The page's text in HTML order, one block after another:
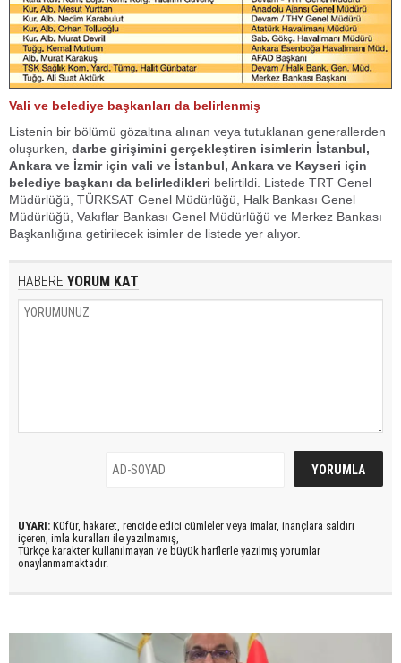
Vali ve belediye başkanları da belirlenmiş
Listenin bir bölümü gözaltına alınan veya tutuklanan generallerden
oluşurken, darbe girişimini gerçekleştiren isimlerin İstanbul,
Ankara ve İzmir için vali ve İstanbul, Ankara ve Kayseri için
belediye başkanı da belirledikleri belirtildi. Listede TRT Genel
Müdürlüğü, TÜRKSAT Genel Müdürlüğü, Halk Bankası Genel
Müdürlüğü, Vakıflar Bankası Genel Müdürlüğü ve Merkez Bankası
Başkanlığına getirilecek isimler de listede yer alıyor.
HABERE YORUM KAT
UYARI: Küfür, hakaret, rencide edici cümleler veya imalar, inançlara saldırı
içeren, imla kuralları ile yazılmamış,
Türkçe karakter kullanılmayan ve büyük harflerle yazılmış yorumlar
onaylanmamaktadır.